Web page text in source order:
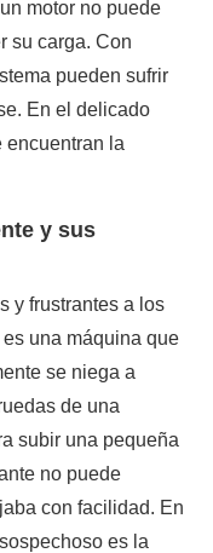
motor no puede
su carga. Con
pueden sufrir
En el delicado
encuentran la
y sus
y frustrantes a los
una máquina que
se niega a
de una
subir una pequeña
no puede
con facilidad. En
es la